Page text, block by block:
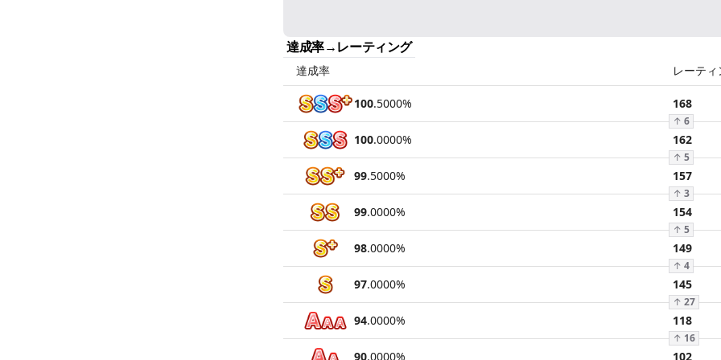
達成率→レーティング
達成率 レーティ
100.5000% 168
↑ 6
100.0000% 162
↑ 5
99.5000% 157
↑ 3
99.0000% 154
↑ 5
98.0000% 149
↑ 4
97.0000% 145
↑ 27
94.0000% 118
↑ 16
90.0000% 102